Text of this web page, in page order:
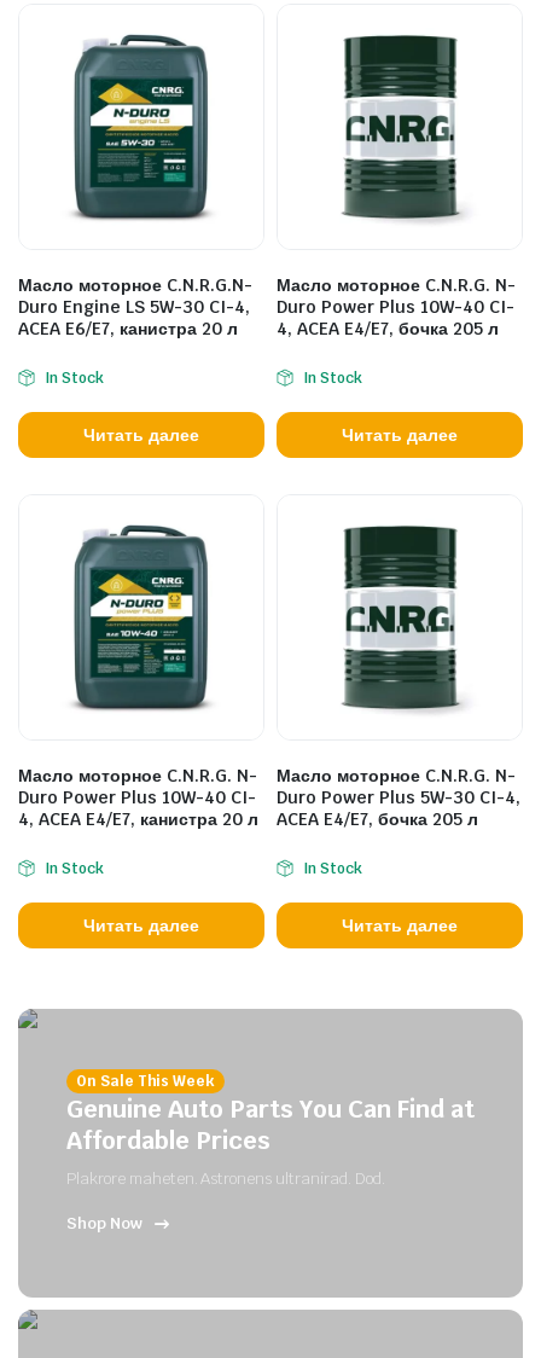
Масло моторное C.N.R.G.N-
Duro Engine LS 5W-30 CI-4,
ACEA E6/E7, канистра 20 л
In Stock
Читать далее
Масло моторное C.N.R.G. N-
Duro Power Plus 10W-40 CI-
4, ACEA E4/E7, бочка 205 л
In Stock
Читать далее
Масло моторное C.N.R.G. N-
Duro Power Plus 10W-40 CI-
4, ACEA E4/E7, канистра 20 л
In Stock
Читать далее
Масло моторное C.N.R.G. N-
Duro Power Plus 5W-30 CI-4,
ACEA E4/E7, бочка 205 л
In Stock
Читать далее
On Sale This Week
Genuine Auto Parts You Can Find at
Affordable Prices
Plakrore maheten. Astronens ultranirad. Dod.
Shop Now